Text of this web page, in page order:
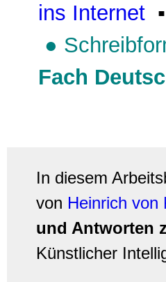
ins Internet ▪
●
Fach
In diesem
von Heinrich von
und Antworten
Künstlicher